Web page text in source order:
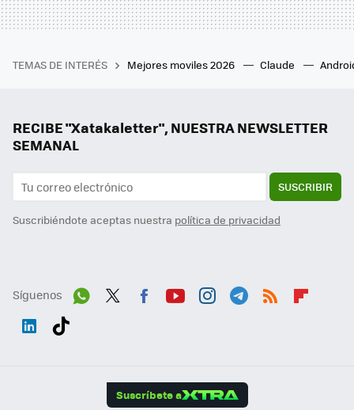
TEMAS DE INTERÉS Mejores moviles 2026 Claude
RECIBE "Xatakaletter", NUESTRA NEWSLETTER
SEMANAL
SUSCRIBIR
Suscribiéndote aceptas nuestra política de privacidad
Síguenos
Suscríbete a